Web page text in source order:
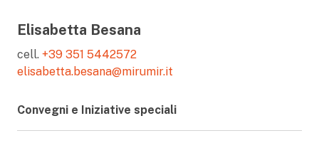
Elisabetta Besana
cell. +39 351 5442572
elisabetta.besana@mirumir.it
Convegni e Iniziative speciali